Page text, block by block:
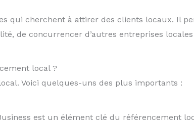
qui cherchent à attirer des clients locaux. Il
de concurrencer d’autres entreprises
local ?
Voici quelques-uns des plus importants :
est un élément clé du référencement